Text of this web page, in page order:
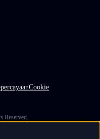
Cookie
Reserved.